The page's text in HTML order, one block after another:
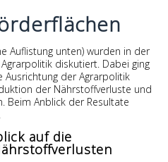
Auflistung unten) wurden in der
diskutiert. Dabei ging
Ausrichtung der Agrarpolitik
der Nährstoffverluste und
Beim Anblick der Resultate
auf die